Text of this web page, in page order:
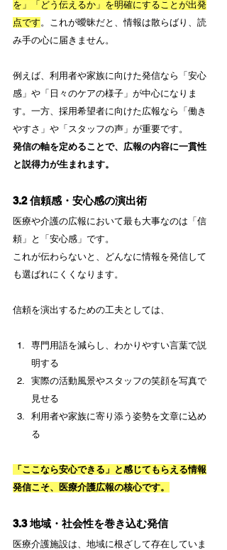
を」「どう伝えるか」を明確にすることが出発
点です。これが曖昧だと、情報は散らばり、読
み手の心に届きません。
例えば、利用者や家族に向けた発信なら「安心
感」や「日々のケアの様子」が中心になりま
す。一方、採用希望者に向けた広報なら「働き
やすさ」や「スタッフの声」が重要です。
発信の軸を定めることで、広報の内容に一貫性
と説得力が生まれます。
3.2 信頼感・安心感の演出術
医療や介護の広報において最も大事なのは「信
頼」と「安心感」です。
これが伝わらないと、どんなに情報を発信して
も選ばれにくくなります。
信頼を演出するための工夫としては、
専門用語を減らし、わかりやすい言葉で説
明する
実際の活動風景やスタッフの笑顔を写真で
見せる
利用者や家族に寄り添う姿勢を文章に込め
る
「ここなら安心できる」と感じてもらえる情報
発信こそ、医療介護広報の核心です。
3.3 地域・社会性を巻き込む発信
医療介護施設は、地域に根ざして存在していま